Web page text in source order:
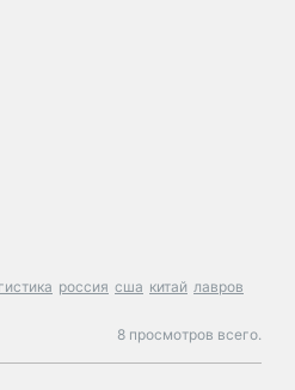
россия сша китай лавров
8 просмотров всего.